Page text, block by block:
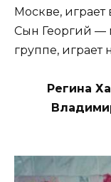
Москве, играет
Сын Георгий —
группе, играет
Регина